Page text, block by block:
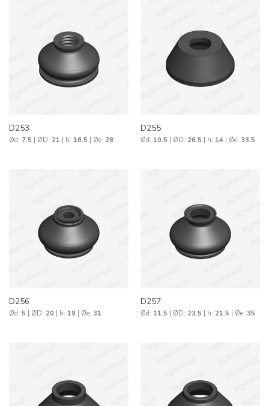
D253
Ød: 7.5 | ØD: 21 | h: 16.5 | Øe: 28
D255
Ød: 10.5 | ØD: 26.5 | h: 14| Øe: 33.5
D256
Ød: 5 | ØD: 20 | h: 19 | Øe: 31
D257
Ød: 11.5 | ØD: 23.5 | h: 21.5 | Øe: 35